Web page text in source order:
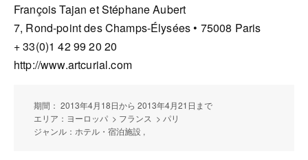
François Tajan et Stéphane Aubert
7, Rond-point des Champs-Élysées • 75008 Paris
+ 33(0)1 42 99 20 20
http://www.artcurial.com
期間： 2013年4月18日から 2013年4月21日まで
エリア：ヨーロッパ > フランス > パリ
ジャンル：ホテル・宿泊施設 ,